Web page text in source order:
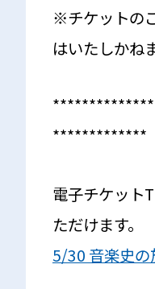
※チケットの
はいたしかね
*************
電子チケット
ただけます。
5/30 音楽史